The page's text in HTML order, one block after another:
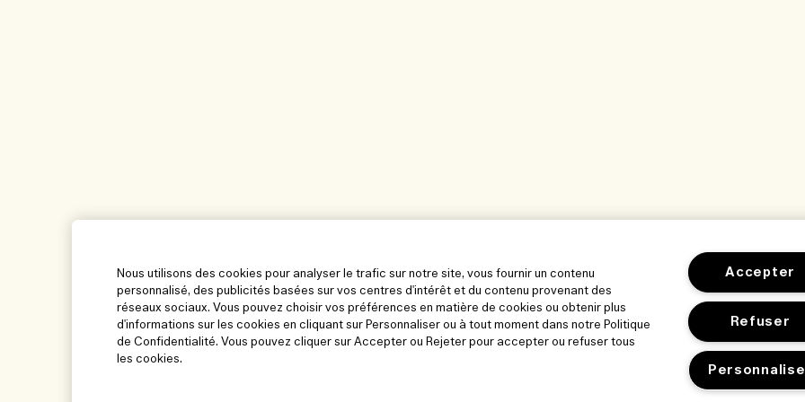
Nous utilisons des cookies pour analyser le trafic sur notre site, vous fournir un contenu
personnalisé, des publicités basées sur vos centres d'intérêt et du contenu provenant des
réseaux sociaux. Vous pouvez choisir vos préférences en matière de cookies ou obtenir plus
d'informations sur les cookies en cliquant sur Personnaliser ou à tout moment dans notre Politique
de Confidentialité. Vous pouvez cliquer sur Accepter ou Rejeter pour accepter ou refuser tous
les cookies.
Accepter
Refuser